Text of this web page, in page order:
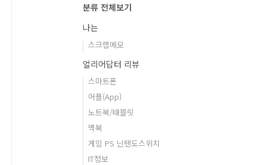
분류 전체보기
나는
스크랩메모
얼리어답터 리뷰
스마트폰
어플(App)
노트북/태블릿
맥북
게임 PS 닌텐도스위치
IT정보